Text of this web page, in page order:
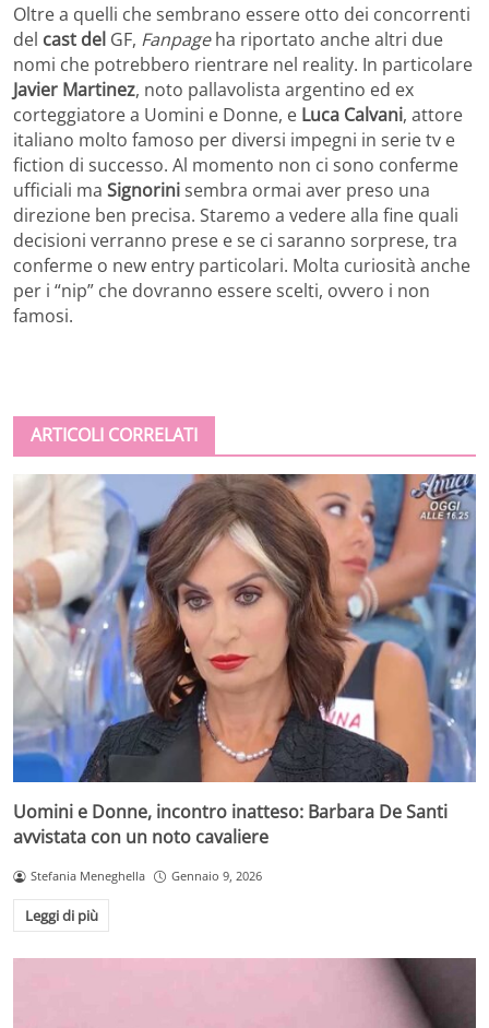
Oltre a quelli che sembrano essere otto dei concorrenti
del cast del GF, Fanpageha riportato anche altri due
nomi che potrebbero rientrare nel reality. In particolare
Javier Martinez, noto pallavolista argentino ed ex
corteggiatore a Uomini e Donne, e Luca Calvani, attore
italiano molto famoso per diversi impegni in serie tv e
fiction di successo. Al momento non ci sono conferme
ufficiali ma Signorinisembra ormai aver preso una
direzione ben precisa. Staremo a vedere alla fine quali
decisioni verranno prese e se ci saranno sorprese, tra
conferme o new entry particolari. Molta curiosità anche
per i “nip” che dovranno essere scelti, ovvero i non
famosi.
ARTICOLI CORRELATI
Uomini e Donne, incontro inatteso: Barbara De Santi
avvistata con un noto cavaliere
Stefania Meneghella Gennaio 9, 2026
Leggi di più